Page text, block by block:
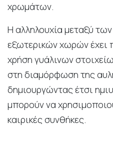
χρωμάτων.
Η αλληλουχία μεταξύ
εξωτερικών χωρών έχει
χρήση γυάλινων
στη διαμόρφωση της
δημιουργώντας έτσι
μπορούν να
καιρικές συνθήκες.